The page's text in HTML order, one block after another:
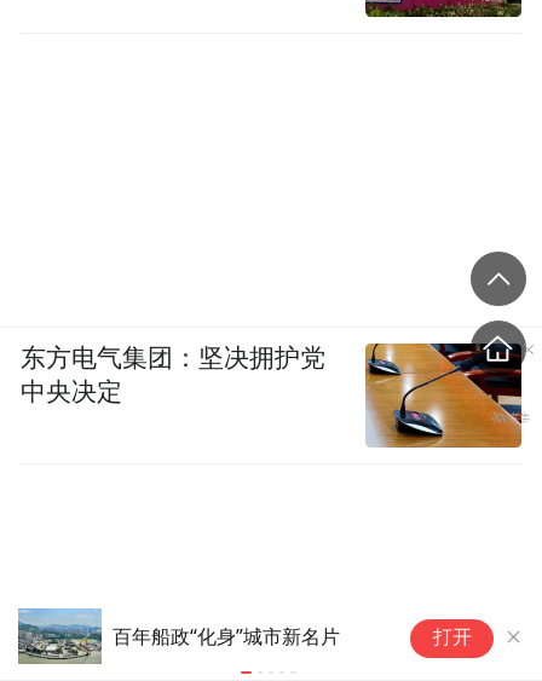
百年船政“化身”城市新名片 打开
东方电气集团：坚决拥护党
中央决定